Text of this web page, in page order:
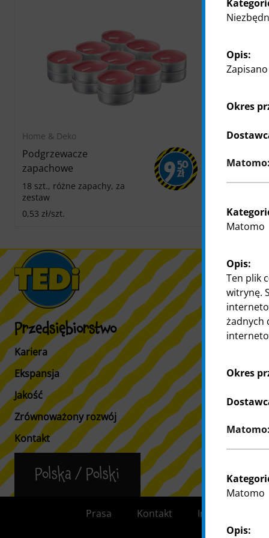
Home & Deko
Podgrzewacze
zapachowe
18 szt., różne zapachy, za
zestaw
0,53 zł/szt.
950
Zł
Przedsiębiorstwo
Kariera
Ekspansja
Jakość
Zrównoważony rozwój
Kontakt
Strefa
Polska / Polski
Prasa Kontakt Informacja dla
Opis:
Okres
Matomo
Opis:
Ten plik
witrynę.
żadnych
Okres
Matomo
Opis: